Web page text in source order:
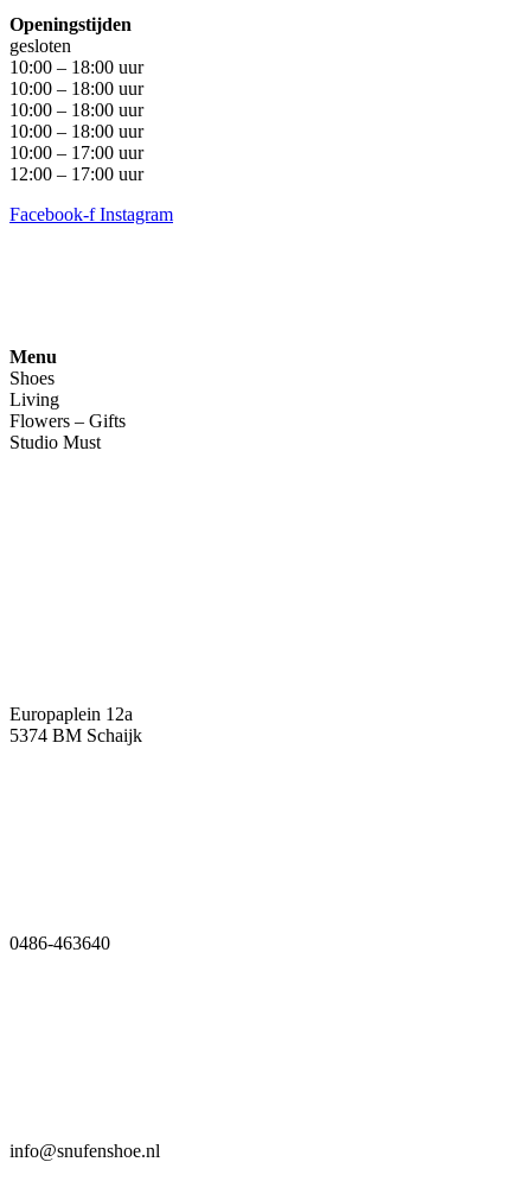
Openingstijden
gesloten
10:00 – 18:00 uur
10:00 – 18:00 uur
10:00 – 18:00 uur
10:00 – 18:00 uur
10:00 – 17:00 uur
12:00 – 17:00 uur
Facebook-f Instagram
Menu
Shoes
Living
Flowers – Gifts
Studio Must
Europaplein 12a
5374 BM Schaijk
0486-463640
info@snufenshoe.nl